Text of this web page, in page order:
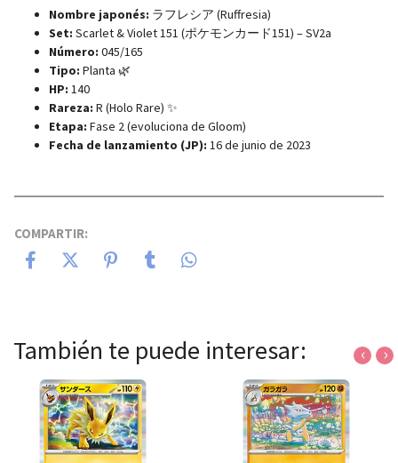
Nombre japonés: ラフレシア (Ruffresia)
Set: Scarlet & Violet 151 (ポケモンカード151) – SV2a
Número: 045/165
Tipo: Planta 🌿
HP: 140
Rareza: R (Holo Rare) ✨
Etapa: Fase 2 (evoluciona de Gloom)
Fecha de lanzamiento (JP): 16 de junio de 2023
COMPARTIR:
También te puede interesar: ‹ ›